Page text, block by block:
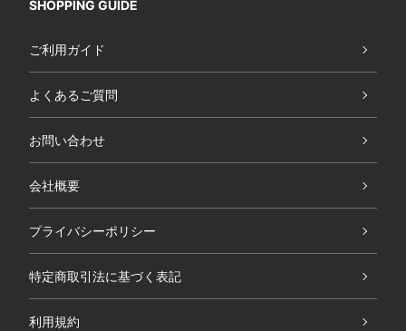
SHOPPING GUIDE
ご利用ガイド
よくあるご質問
お問い合わせ
会社概要
プライバシーポリシー
特定商取引法に基づく表記
利用規約